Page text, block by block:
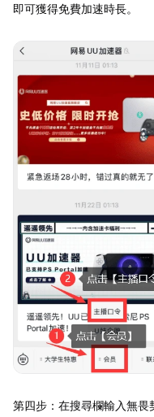
即可獲得免費加速時長。
第四步：在搜尋欄輸入無畏